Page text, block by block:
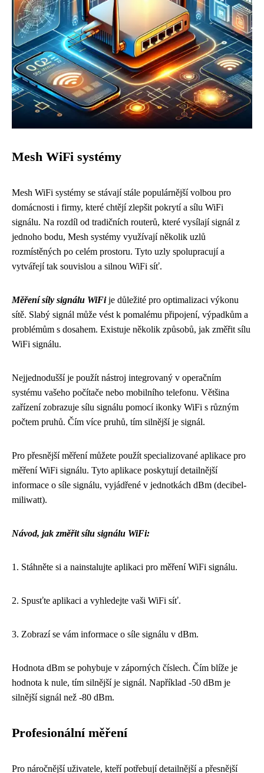
Mesh WiFi systémy
Mesh WiFi systémy se stávají stále populárnější volbou pro
domácnosti i firmy, které chtějí zlepšit pokrytí a sílu WiFi
signálu. Na rozdíl od tradičních routerů, které vysílají signál z
jednoho bodu, Mesh systémy využívají několik uzlů
rozmístěných po celém prostoru. Tyto uzly spolupracují a
vytvářejí tak souvislou a silnou WiFi síť.
Měření síly signálu WiFije důležité pro optimalizaci výkonu
sítě. Slabý signál může vést k pomalému připojení, výpadkům a
problémům s dosahem. Existuje několik způsobů, jak změřit sílu
WiFi signálu.
Nejjednodušší je použít nástroj integrovaný v operačním
systému vašeho počítače nebo mobilního telefonu. Většina
zařízení zobrazuje sílu signálu pomocí ikonky WiFi s různým
počtem pruhů. Čím více pruhů, tím silnější je signál.
Pro přesnější měření můžete použít specializované aplikace pro
měření WiFi signálu. Tyto aplikace poskytují detailnější
informace o síle signálu, vyjádřené v jednotkách dBm (decibel-
miliwatt).
Návod, jak změřit sílu signálu WiFi:
1. Stáhněte si a nainstalujte aplikaci pro měření WiFi signálu.
2. Spusťte aplikaci a vyhledejte vaši WiFi síť.
3. Zobrazí se vám informace o síle signálu v dBm.
Hodnota dBm se pohybuje v záporných číslech. Čím blíže je
hodnota k nule, tím silnější je signál. Například -50 dBm je
silnější signál než -80 dBm.
Profesionální měření
Pro náročnější uživatele, kteří potřebují detailnější a přesnější